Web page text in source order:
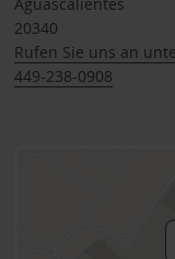
20340
Rufen Sie uns an
449-238-0908